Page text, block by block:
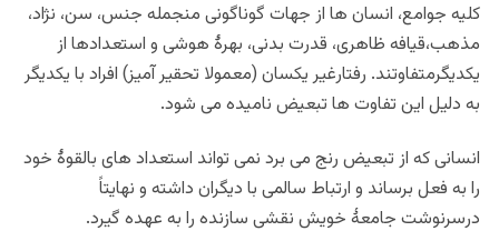
کلیه جوامع، انسان ها از جهات گوناگونی منجمله جنس، سن، نژاد،
مذهب،قیافه ظاهری، قدرت بدنی، بهرۀ هوشى و استعدادها از
یکدیگرمتفاوتند. رفتارغیر یکسان (معمولا تحقیر آمیز) افراد با یکدیگر
به دلیل این تفاوت ها تبعیض نامیده می شود.
انسانى که از تبعیض رنج مى ‏برد نمى ‏تواند استعداد هاى بالقوۀ خود
را به فعل برساند و ارتباط سالمى با دیگران داشته و نهایتاً
درسرنوشت جامعۀ خویش نقشى سازنده را به‏ عهده گیرد.